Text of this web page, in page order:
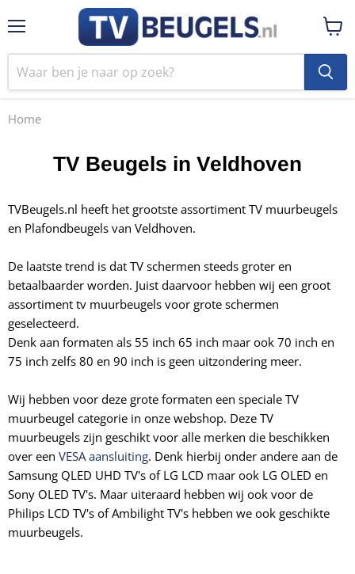
Home
TV Beugels in Veldhoven
TVBeugels.nl heeft het grootste assortiment TV muurbeugels
en Plafondbeugels van Veldhoven.
De laatste trend is dat TV schermen steeds groter en
betaalbaarder worden. Juist daarvoor hebben wij een groot
assortiment tv muurbeugels voor grote schermen
geselecteerd.
Denk aan formaten als 55 inch 65 inch maar ook 70 inch en
75 inch zelfs 80 en 90 inch is geen uitzondering meer.
Wij hebben voor deze grote formaten een speciale TV
muurbeugel categorie in onze webshop. Deze TV
muurbeugels zijn geschikt voor alle merken die beschikken
over een VESA aansluiting. Denk hierbij onder andere aan de
Samsung QLED UHD TV's of LG LCD maar ook LG OLED en
Sony OLED TV's. Maar uiteraard hebben wij ook voor de
Philips LCD TV's of Ambilight TV's hebben we ook geschikte
muurbeugels.